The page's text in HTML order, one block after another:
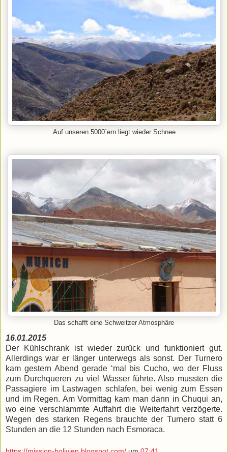
Auf unseren 5000´ern liegt wieder Schnee
Das schafft eine Schweitzer Atmosphäre
16.01.2015
Der Kühlschrank ist wieder zurück und funktioniert gut.
Allerdings war er länger unterwegs als sonst. Der Turnero
kam gestern Abend gerade ‘mal bis Cucho, wo der Fluss
zum Durchqueren zu viel Wasser führte. Also mussten die
Passagiere im Lastwagen schlafen, bei wenig zum Essen
und im Regen. Am Vormittag kam man dann in Chuqui an,
wo eine verschlammte Auffahrt die Weiterfahrt verzögerte.
Wegen des starken Regens brauchte der Turnero statt 6
Stunden an die 12 Stunden nach Esmoraca.